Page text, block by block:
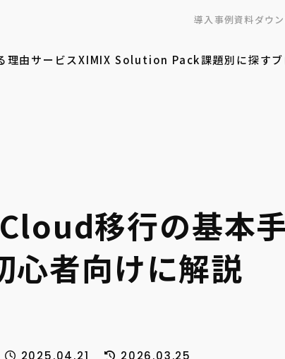
導入事例資料ダウ
理由サービスXIMIX Solution Pack課題別に探す
移行の基本
心者向けに解説
2025.04.21
2026.03.25